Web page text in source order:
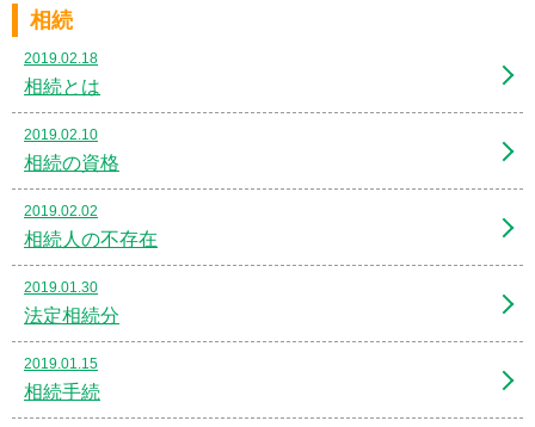
相続
2019.02.18
相続とは
2019.02.10
相続の資格
2019.02.02
相続人の不存在
2019.01.30
法定相続分
2019.01.15
相続手続